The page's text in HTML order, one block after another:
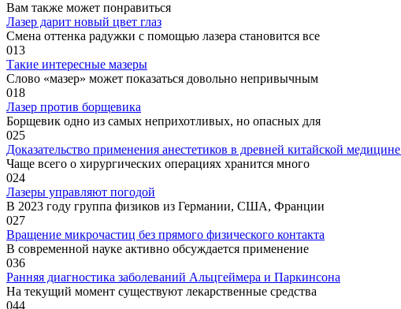
Вам также может понравиться
Лазер дарит новый цвет глаз
Смена оттенка радужки с помощью лазера становится все
013
Такие интересные мазеры
Слово «мазер» может показаться довольно непривычным
018
Лазер против борщевика
Борщевик одно из самых неприхотливых, но опасных для
025
Доказательство применения анестетиков в древней китайской
Чаще всего о хирургических операциях хранится много
024
Лазеры управляют погодой
В 2023 году группа физиков из Германии, США, Франции
027
Вращение микрочастиц без прямого физического контакта
В современной науке активно обсуждается применение
036
Ранняя диагностика заболеваний Альцгеймера и Паркинсона
На текущий момент существуют лекарственные средства
044